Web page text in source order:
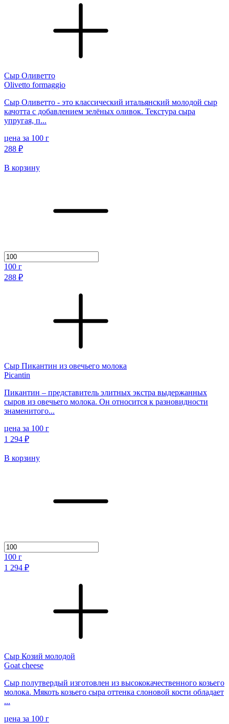
Сыр Оливетто
Olivetto formaggio
Сыр Оливетто - это классический итальянский молодой сыр
качотта с добавлением зелёных оливок. Текстура сыра
упругая, п...
цена за 100 г
288 ₽
В корзину
100 г
288 ₽
Сыр Пикантин из овечьего молока
Picantin
Пикантин – представитель элитных экстра выдержанных
сыров из овечьего молока. Он относится к разновидности
знаменитого...
цена за 100 г
1 294 ₽
В корзину
100 г
1 294 ₽
Сыр Козий молодой
Goat cheese
Сыр полутвердый изготовлен из высококачественного козьего
молока. Мякоть козьего сыра оттенка слоновой кости обладает
...
цена за 100 г